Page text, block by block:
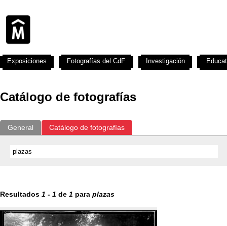
Catálogo de fotografías
General Catálogo de fotografías
Resultados 1 - 1 de 1 para plazas
Exposiciones Fotografías del CdF Investigación